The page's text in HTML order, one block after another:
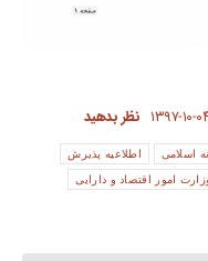
۱۳۹۷-۱۰-۰۴ نظر بدهید
اسلامی اطلاعیه پذیرش
امور اقتصاد و دارایی